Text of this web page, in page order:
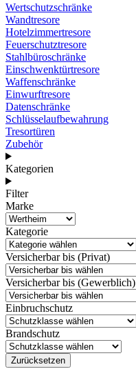
Wertschutzschränke
Wandtresore
Hotelzimmertresore
Feuerschutztresore
Stahlbüroschränke
Einschwenktürtresore
Waffenschränke
Einwurftresore
Datenschränke
Schlüsselaufbewahrung
Tresortüren
Zubehör
Kategorien
Filter
Marke
Kategorie
Versicherbar bis (Privat)
Versicherbar bis (Gewerblich)
Einbruchschutz
Brandschutz
Zurücksetzen